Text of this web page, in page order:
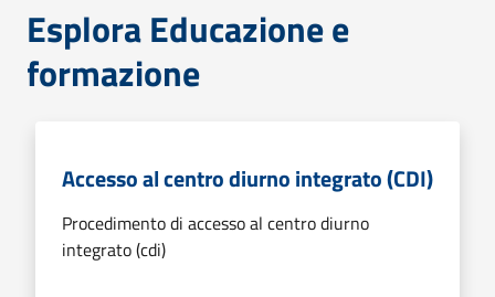
Esplora Educazione e
formazione
Accesso al centro diurno integrato (CDI)
Procedimento di accesso al centro diurno
integrato (cdi)